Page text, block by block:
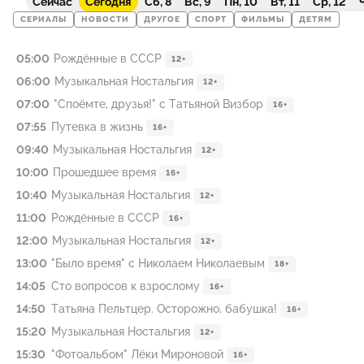
СЕРИАЛЫ НОВОСТИ ДРУГОЕ СПОРТ ФИЛЬМЫ ДЕТЯМ
05:00 Рождённые в СССР 12+
06:00 Музыкальная Ностальгия 12+
07:00 "Споёмте, друзья!" с Татьяной Визбор 16+
07:55 Путевка в жизнь 16+
09:40 Музыкальная Ностальгия 12+
10:00 Прошедшее время 16+
10:40 Музыкальная Ностальгия 12+
11:00 Рождённые в СССР 16+
12:00 Музыкальная Ностальгия 12+
13:00 "Было время" с Николаем Николаевым 18+
14:05 Сто вопросов к взрослому 16+
14:50 Татьяна Пельтцер. Осторожно, бабушка! 16+
15:20 Музыкальная Ностальгия 12+
15:30 "Фотоальбом" Лёки Мироновой 16+